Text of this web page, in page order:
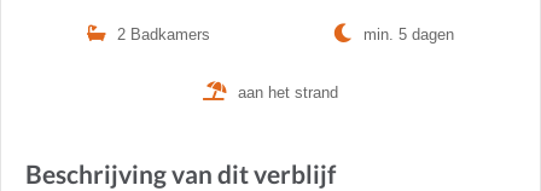
2 Badkamers min. 5 dagen
aan het strand
Beschrijving van dit verblijf